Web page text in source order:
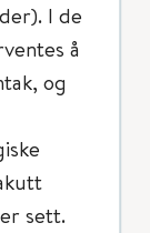
I de
å
og
sett.